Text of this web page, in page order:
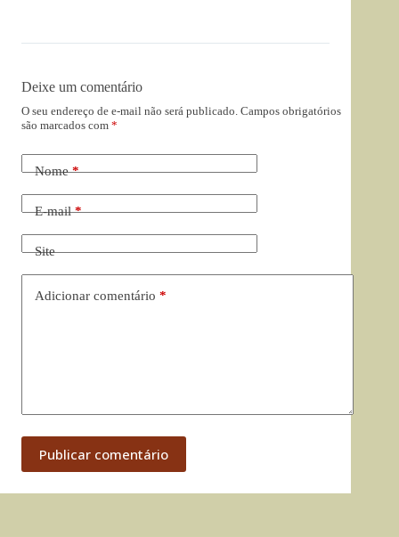
Deixe um comentário
O seu endereço de e-mail não será publicado. Campos obrigatórios
são marcados com *
Nome*
E-mail*
Site
Adicionar comentário *
Publicar comentário